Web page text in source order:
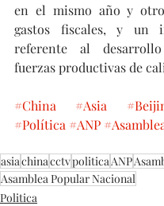
en el mismo año y
gastos fiscales, y un
referente al
fuerzas productivas de
#China #Asia
#Política #ANP
asiachinacctvpoliticaANP
Asamblea Popular Nacional
Politica